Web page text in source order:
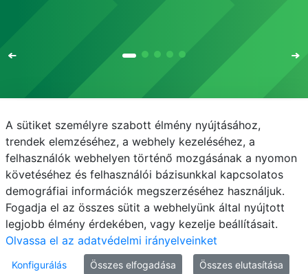
Email Telefonkönyv NEPTUN
E-learning
Médiaközpont
Informatikai Igazgatóság
Adatvédelem
A sütiket személyre szabott élmény nyújtásához,
trendek elemzéséhez, a webhely kezeléséhez, a
felhasználók webhelyen történő mozgásának a nyomon
követéséhez és felhasználói bázisunkkal kapcsolatos
demográfiai információk megszerzéséhez használjuk.
Fogadja el az összes sütit a webhelyünk által nyújtott
legjobb élmény érdekében, vagy kezelje beállításait.
Olvassa el az adatvédelmi irányelveinket
Konfigurálás Összes elfogadása Összes elutasítása